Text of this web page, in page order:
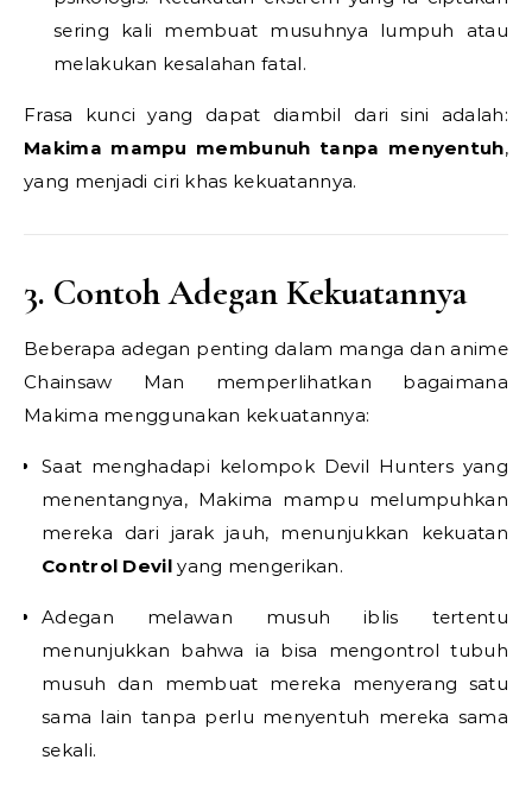
sering kali membuat musuhnya lumpuh atau
melakukan kesalahan fatal.
Frasa kunci yang dapat diambil dari sini adalah:
Makima mampu membunuh tanpa menyentuh,
yang menjadi ciri khas kekuatannya.
3. Contoh Adegan Kekuatannya
Beberapa adegan penting dalam manga dan anime
Chainsaw Man memperlihatkan bagaimana
Makima menggunakan kekuatannya:
Saat menghadapi kelompok Devil Hunters yang
menentangnya, Makima mampu melumpuhkan
mereka dari jarak jauh, menunjukkan kekuatan
Control Devilyang mengerikan.
Adegan melawan musuh iblis tertentu
menunjukkan bahwa ia bisa mengontrol tubuh
musuh dan membuat mereka menyerang satu
sama lain tanpa perlu menyentuh mereka sama
sekali.